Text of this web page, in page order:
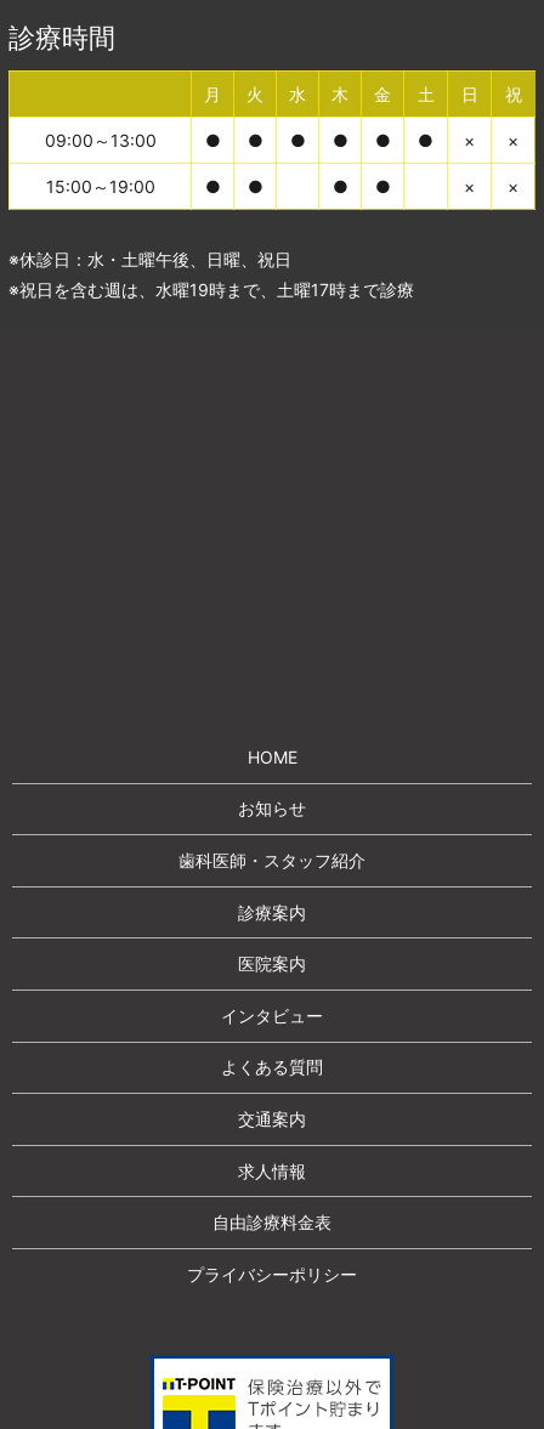
診療時間
月 火 水 木 金 土 日 祝
09:00～13:00 ● ● ● ● ● ● × ×
15:00～19:00 ● ● ● ● × ×
※休診日：水・土曜午後、日曜、祝日
※祝日を含む週は、水曜19時まで、土曜17時まで診療
HOME
お知らせ
歯科医師・スタッフ紹介
診療案内
医院案内
インタビュー
よくある質問
交通案内
求人情報
自由診療料金表
プライバシーポリシー